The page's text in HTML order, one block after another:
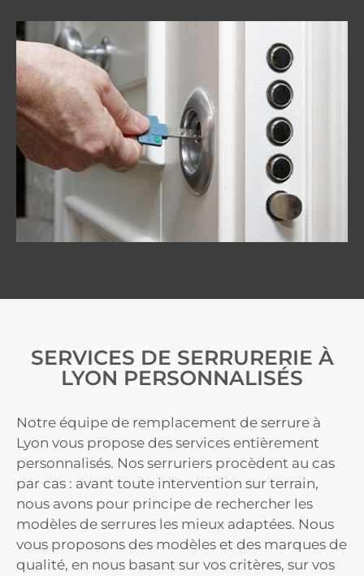
SERVICES DE SERRURERIE À
LYON PERSONNALISÉS
Notre équipe de remplacement de serrure à
Lyon vous propose des services entièrement
personnalisés. Nos serruriers procèdent au cas
par cas : avant toute intervention sur terrain,
nous avons pour principe de rechercher les
modèles de serrures les mieux adaptées. Nous
vous proposons des modèles et des marques de
qualité, en nous basant sur vos critères, sur vos